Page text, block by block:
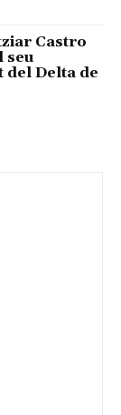
Castro
seu
Delta de